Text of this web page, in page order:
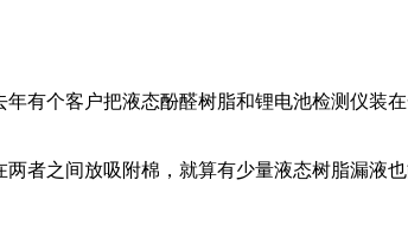
年有个客户把液态酚醛树脂和锂电池检测仪装
者之间放吸附棉，就算有少量液态树脂漏液